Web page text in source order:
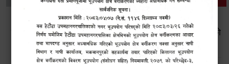
सूचनाको हक सम्बन्धी ऐन, २०६४ बमोजिमको स्वतः प्रकाशन गरिएको
आ.व. २०८२।८३ को चौथो त्रैमासिक प्रतिवेदन